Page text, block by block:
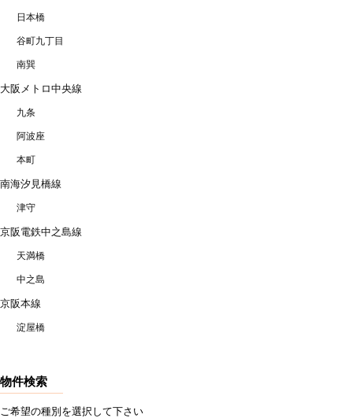
日本橋
谷町九丁目
南巽
大阪メトロ中央線
九条
阿波座
本町
南海汐見橋線
津守
京阪電鉄中之島線
天満橋
中之島
京阪本線
淀屋橋
物件検索
ご希望の種別を選択して下さい